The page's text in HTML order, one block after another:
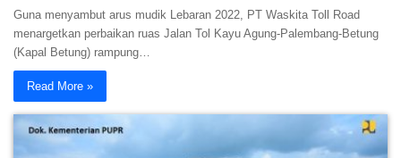
Guna menyambut arus mudik Lebaran 2022, PT Waskita Toll Road
menargetkan perbaikan ruas Jalan Tol Kayu Agung-Palembang-Betung
(Kapal Betung) rampung…
Read More »